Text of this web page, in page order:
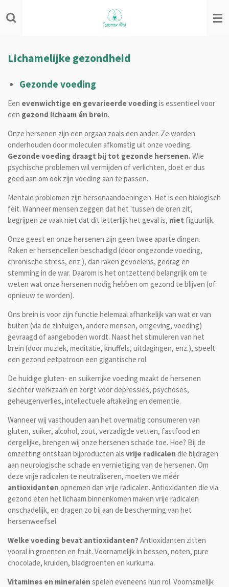
direct
hoofdinhoud
Lichamelijke gezondheid
Gezonde voeding
Een evenwichtige en gevarieerde voedingis essentieel voor
een gezond lichaam én brein.
Onze hersenen zijn een orgaan zoals een ander. Ze worden
onderhouden door moleculen afkomstig uit onze voeding.
Gezonde voeding draagt bij tot gezonde hersenen.Wie
psychische problemen wil vermijden of verlichten, doet er dus
goed aan om ook zijn voeding aan te passen.
Mentale problemen zijn hersenaandoeningen. Het is een biologisch
feit. Wanneer mensen zeggen dat het 'tussen de oren zit',
begrijpen ze vaak niet dat dit letterlijk het geval is, niet figuurlijk.
Onze geest en onze hersenen zijn geen twee aparte dingen.
Raken er hersencellen beschadigd (door ongezonde voeding,
chronische stress, enz.), dan raken gevoelens, gedrag en
stemming in de war. Daarom is het ontzettend belangrijk om te
weten wat onze hersenen nodig hebben om gezond te blijven (of
opnieuw te worden).
Ons brein is voor zijn functie helemaal afhankelijk van wat er van
buiten (via de zintuigen, andere mensen, omgeving, voeding)
gevraagd of aangeboden wordt. Naast het stimuleren van het
brein (door muziek, meditatie, knuffels, uitdagingen, enz.), speelt
een gezond eetpatroon een gigantische rol.
De huidige gluten- en suikerrijke voeding maakt de hersenen
slechter werkzaam en zorgt voor depressies, psychoses,
geheugenverlies, intellectuele aftakeling en dementie.
Wanneer wij vasthouden aan het overmatig consumeren van
gluten, suiker, alcohol, zout, verzadigde vetten, fastfood en
dergelijke, brengen wij onze hersenen schade toe. Hoe? Bij de
omzetting ontstaan bijproducten als vrije radicalen die bijdragen
aan neurologische schade en vernietiging van de hersenen. Om
deze vrije radicalen te neutraliseren, moeten we méér
antioxidanten opnemen dan vrije radicalen. Antioxidanten die via
gezond eten het lichaam binnenkomen maken vrije radicalen
onschadelijk, en dragen zo bij aan de bescherming van het
hersenweefsel.
Welke voeding bevat antioxidanten?Antioxidanten zitten
vooral in groenten en fruit. Voornamelijk in bessen, noten, pure
chocolade, kruiden, bladgroenten en kurkuma.
Vitamines en mineralen spelen eveneens hun rol. Voornamelijk